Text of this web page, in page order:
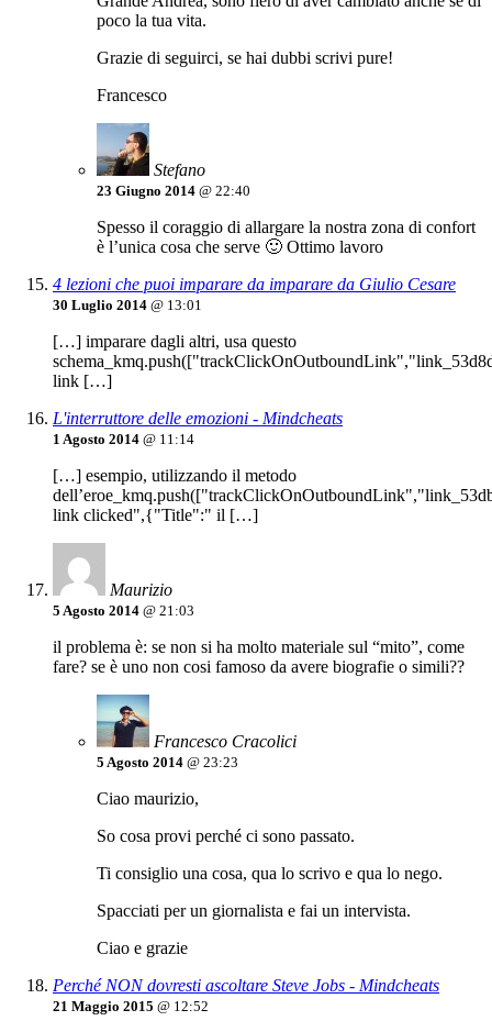
poco la tua vita.
Grazie di seguirci, se hai dubbi scrivi pure!
Francesco
Stefano
23 Giugno 2014 @ 22:40
Spesso il coraggio di allargare la nostra zona di confort
è l’unica cosa che serve 🙂 Ottimo lavoro
4 lezioni che puoi imparare da imparare da Giulio Cesare
30 Luglio 2014 @ 13:01
[…] imparare dagli altri, usa questo
link […]
L'interruttore delle emozioni - Mindcheats
1 Agosto 2014 @ 11:14
[…] esempio, utilizzando il metodo
link clicked",{"Title":" il […]
Maurizio
5 Agosto 2014 @ 21:03
il problema è: se non si ha molto materiale sul “mito”, come
fare? se è uno non cosi famoso da avere biografie o simili??
Francesco Cracolici
5 Agosto 2014 @ 23:23
Ciao maurizio,
So cosa provi perché ci sono passato.
Ti consiglio una cosa, qua lo scrivo e qua lo nego.
Spacciati per un giornalista e fai un intervista.
Ciao e grazie
Perché NON dovresti ascoltare Steve Jobs - Mindcheats
21 Maggio 2015 @ 12:52